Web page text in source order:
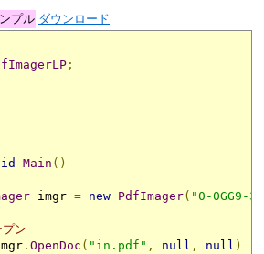
プル ダウンロード
;
Main ()
imgr = new PdfImager( "0-0GG9-
ン
. OpenDoc ( "in.pdf" , null , null )